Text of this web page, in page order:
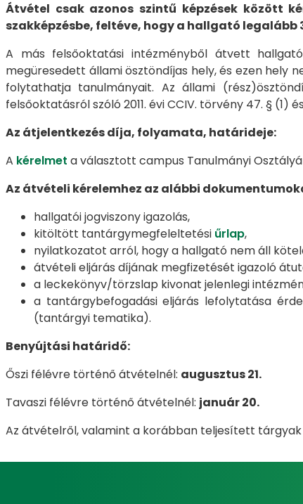
Átvétel csak azonos szintű képzések között
szakképzésbe, feltéve, hogy a hallgató
A más felsőoktatási intézményből átvett
megüresedett állami ösztöndíjas hely, és ezen
folytathatja tanulmányait. Az állami
felsőoktatásról szóló 2011. évi CCIV. törvény 47. §
Az átjelentkezés díja, folyamata, határideje:
A kérelmet a választott campus Tanulmányi
Az átvételi kérelemhez az alábbi
hallgatói jogviszony igazolás,
kitöltött tantárgymegfeleltetési űrlap,
nyilatkozatot arról, hogy a hallgató nem áll
átvételi eljárás díjának megfizetését igazoló
a leckekönyv/törzslap kivonat jelenlegi
a tantárgybefogadási eljárás lefolytatása
(tantárgyi tematika).
Benyújtási határidő:
Őszi félévre történő átvételnél: augusztus 21.
Tavaszi félévre történő átvételnél: január 20.
Az átvételről, valamint a korábban teljesített